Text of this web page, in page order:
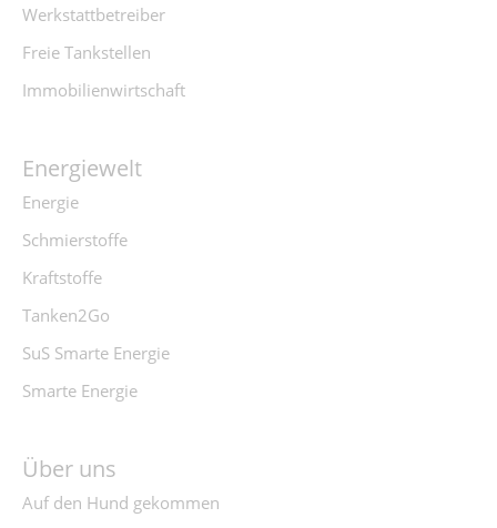
Werkstattbetreiber
Freie Tankstellen
Immobilienwirtschaft
Energiewelt
Energie
Schmierstoffe
Kraftstoffe
Tanken2Go
SuS Smarte Energie
Smarte Energie
Über uns
Auf den Hund gekommen